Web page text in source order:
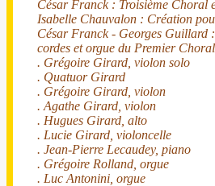
César Franck : Troisième Choral
Isabelle Chauvalon : Création
César Franck - Georges Guillard
cordes et orgue du Premier
. Grégoire Girard, violon solo
. Quatuor Girard
. Grégoire Girard, violon
. Agathe Girard, violon
. Hugues Girard, alto
. Lucie Girard, violoncelle
. Jean-Pierre Lecaudey, piano
. Grégoire Rolland, orgue
. Luc Antonini, orgue